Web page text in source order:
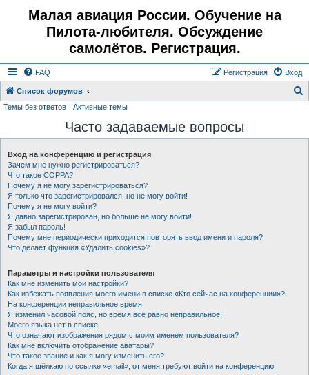
Малая авиация России. Обучение на
Пилота-любителя. Обсуждение
самолётов. Регистрация.
FAQ Вход
Регистрация
Список форумов
с
Темы без ответов Активные темы
Часто задаваемые вопросы
Вход на конференцию и регистрация
Зачем мне нужно регистрироваться?
Что такое COPPA?
Почему я не могу зарегистрироваться?
Я только что зарегистрировался, но не могу войти!
Почему я не могу войти?
Я давно зарегистрирован, но больше не могу войти!
Я забыл пароль!
Почему мне периодически приходится повторять ввод имени и пароля?
Что делает функция «Удалить cookies»?
Параметры и настройки пользователя
Как мне изменить мои настройки?
Как избежать появления моего имени в списке «Кто сейчас на конференции»?
На конференции неправильное время!
Я изменил часовой пояс, но время всё равно неправильное!
Моего языка нет в списке!
Что означают изображения рядом с моим именем пользователя?
Как мне включить отображение аватары?
Что такое звание и как я могу изменить его?
Когда я щёлкаю по ссылке «email», от меня требуют войти на конференцию!